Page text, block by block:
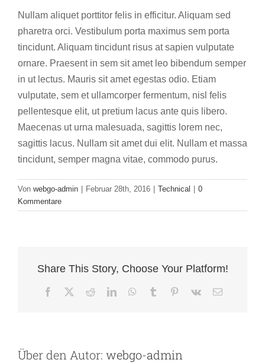
Nullam aliquet porttitor felis in efficitur. Aliquam sed
pharetra orci. Vestibulum porta maximus sem porta
tincidunt. Aliquam tincidunt risus at sapien vulputate
ornare. Praesent in sem sit amet leo bibendum semper
in ut lectus. Mauris sit amet egestas odio. Etiam
vulputate, sem et ullamcorper fermentum, nisl felis
pellentesque elit, ut pretium lacus ante quis libero.
Maecenas ut urna malesuada, sagittis lorem nec,
sagittis lacus. Nullam sit amet dui elit. Nullam et massa
tincidunt, semper magna vitae, commodo purus.
Von webgo-admin Februar 28th, 2016 Technical
0
Kommentare
Share This Story, Choose Your Platform!
Facebook RedditLinkedInWhatsApp
Tumblr Pinterest
Vk
E-
Über den Autor: webgo-admin